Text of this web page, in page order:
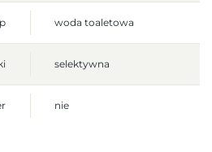
woda toaletowa
selektywna
nie